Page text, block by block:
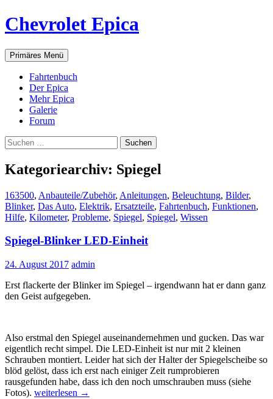
Zum
Inhalt
Chevrolet Epica
Suchen
Primäres Menü
Fahrtenbuch
Der Epica
Mehr Epica
Galerie
Forum
Suchen
nach:
Kategoriearchiv: Spiegel
163500, Anbauteile/Zubehör, Anleitungen, Beleuchtung, Bilder,
Blinker, Das Auto, Elektrik, Ersatzteile, Fahrtenbuch, Funktionen,
Hilfe, Kilometer, Probleme, Spiegel, Spiegel, Wissen
Spiegel-Blinker LED-Einheit
24. August 2017 admin
Erst flackerte der Blinker im Spiegel – irgendwann hat er dann ganz
den Geist aufgegeben.
Also erstmal den Spiegel auseinandernehmen und gucken. Das war
eigentlich recht simpel. Die LED-Einheit ist nur mit 2 kleinen
Schrauben montiert. Leider hat sich der Halter der Spiegelscheibe so
blöd gelöst, dass ich erst nach einiger Zeit rumprobieren
rausgefunden habe, dass ich den noch umschrauben muss (siehe
Fotos). Spiegel-
weiterlesen →